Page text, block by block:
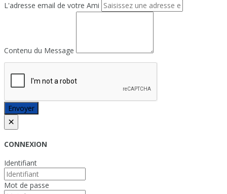
L'adresse email de votre Ami
Contenu du Message
Envoyer
×
CONNEXION
Identifiant
Mot de passe